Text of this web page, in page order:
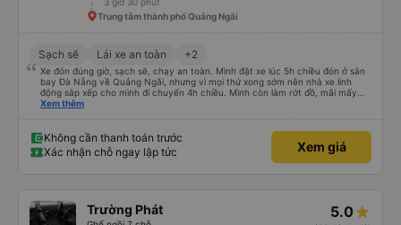
Trung tâm thành phố Quảng Ngãi
Sạch sẽ Lái xe an toàn +2
Xe đón đúng giờ, sạch sẽ, chạy an toàn. Mình đặt xe lúc 5h chiều đón ở sân
bay Đà Nẵng về Quảng Ngãi, nhưng vì mọi thứ xong sớm nên nhà xe linh
động sắp xếp cho mình đi chuyến 4h chiều. Mình còn làm rớt đồ, mãi mấy
ngày sau mới phát hiện ra, và phía nhà xe cũng giúp mình tìm lại. Lần sau
Xem thêm
Không cần thanh toán trước
Xác nhận chỗ ngay lập tức
Xem giá
Trường Phát 5.0